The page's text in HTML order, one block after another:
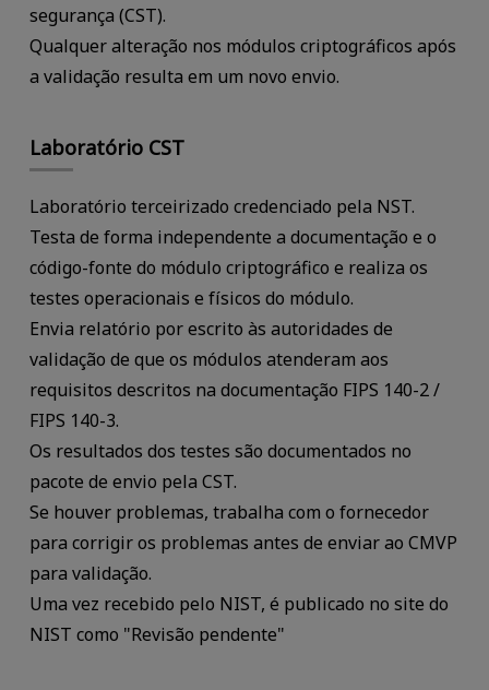
segurança (CST).
Qualquer alteração nos módulos criptográficos após
a validação resulta em um novo envio.
Laboratório CST
Laboratório terceirizado credenciado pela NST.
Testa de forma independente a documentação e o
código-fonte do módulo criptográfico e realiza os
testes operacionais e físicos do módulo.
Envia relatório por escrito às autoridades de
validação de que os módulos atenderam aos
requisitos descritos na documentação FIPS 140-2 /
FIPS 140-3.
Os resultados dos testes são documentados no
pacote de envio pela CST.
Se houver problemas, trabalha com o fornecedor
para corrigir os problemas antes de enviar ao CMVP
para validação.
Uma vez recebido pelo NIST, é publicado no site do
NIST como "Revisão pendente"